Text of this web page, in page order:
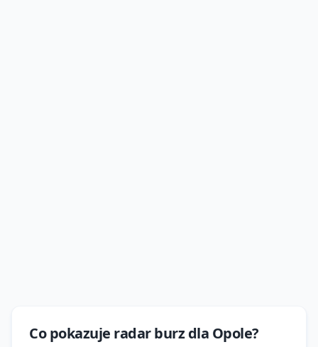
Co pokazuje radar burzdla Opole?